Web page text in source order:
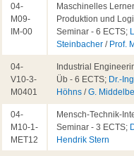
04-
M09-
IM-00
Maschinelles
Produktion und
Seminar - 6 ECTS;
Steinbacher / Prof.
04-
V10-3-
M0401
Industrial
Üb - 6 ECTS; Dr.-
Höhns /G.
04-
M10-1-
MET12
Mensch-Technik-
Seminar - 3 ECTS;
Hendrik Stern